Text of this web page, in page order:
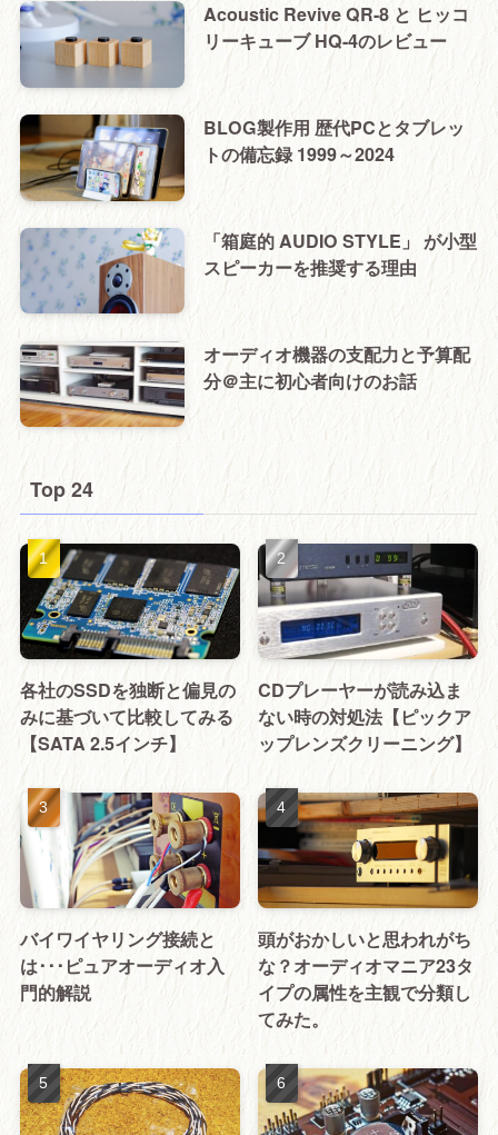
Acoustic Revive QR-8 と ヒッコ
リーキューブ HQ-4のレビュー
BLOG製作用 歴代PCとタブレッ
トの備忘録 1999～2024
「箱庭的 AUDIO STYLE」 が小型
スピーカーを推奨する理由
オーディオ機器の支配力と予算配
分＠主に初心者向けのお話
Top 24
各社のSSDを独断と偏見の
みに基づいて比較してみる
【SATA 2.5インチ】
CDプレーヤーが読み込ま
ない時の対処法【ピックア
ップレンズクリーニング】
バイワイヤリング接続と
は･･･ピュアオーディオ入
門的解説
頭がおかしいと思われがち
な？オーディオマニア23タ
イプの属性を主観で分類し
てみた。